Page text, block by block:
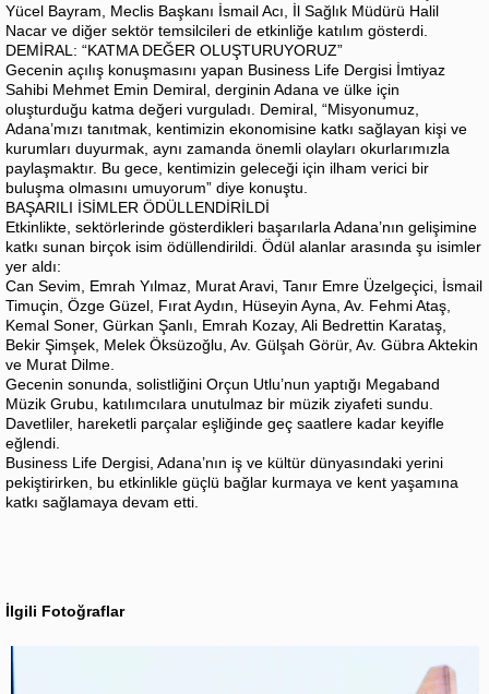
Yücel Bayram, Meclis Başkanı İsmail Acı, İl Sağlık Müdürü Halil
Nacar ve diğer sektör temsilcileri de etkinliğe katılım gösterdi.
DEMİRAL: “KATMA DEĞER OLUŞTURUYORUZ”
Gecenin açılış konuşmasını yapan Business Life Dergisi İmtiyaz
Sahibi Mehmet Emin Demiral, derginin Adana ve ülke için
oluşturduğu katma değeri vurguladı. Demiral, “Misyonumuz,
Adana’mızı tanıtmak, kentimizin ekonomisine katkı sağlayan kişi ve
kurumları duyurmak, aynı zamanda önemli olayları okurlarımızla
paylaşmaktır. Bu gece, kentimizin geleceği için ilham verici bir
buluşma olmasını umuyorum” diye konuştu.
BAŞARILI İSİMLER ÖDÜLLENDİRİLDİ
Etkinlikte, sektörlerinde gösterdikleri başarılarla Adana’nın gelişimine
katkı sunan birçok isim ödüllendirildi. Ödül alanlar arasında şu isimler
yer aldı:
Can Sevim, Emrah Yılmaz, Murat Aravi, Tanır Emre Üzelgeçici, İsmail
Timuçin, Özge Güzel, Fırat Aydın, Hüseyin Ayna, Av. Fehmi Ataş,
Kemal Soner, Gürkan Şanlı, Emrah Kozay, Ali Bedrettin Karataş,
Bekir Şimşek, Melek Öksüzoğlu, Av. Gülşah Görür, Av. Gübra Aktekin
ve Murat Dilme.
Gecenin sonunda, solistliğini Orçun Utlu’nun yaptığı Megaband
Müzik Grubu, katılımcılara unutulmaz bir müzik ziyafeti sundu.
Davetliler, hareketli parçalar eşliğinde geç saatlere kadar keyifle
eğlendi.
Business Life Dergisi, Adana’nın iş ve kültür dünyasındaki yerini
pekiştirirken, bu etkinlikle güçlü bağlar kurmaya ve kent yaşamına
katkı sağlamaya devam etti.
İlgili Fotoğraflar